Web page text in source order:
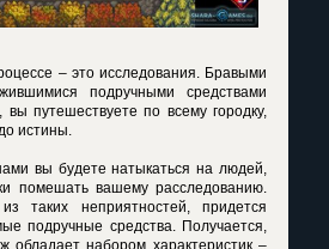
– это исследования. Бравыми
подручными средствами
вы путешествуете по всему городку,
истины.
вы будете натыкаться на людей,
помешать вашему расследованию.
таких неприятностей, придется
подручные средства. Получается,